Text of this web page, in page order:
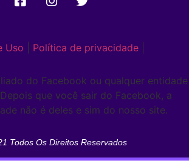
Uso Política de privacidade|
do Facebook ou qualquer entidade
que você sair do Facebook, a
não é deles e sim do nosso site.
Todos Os Direitos Reservados